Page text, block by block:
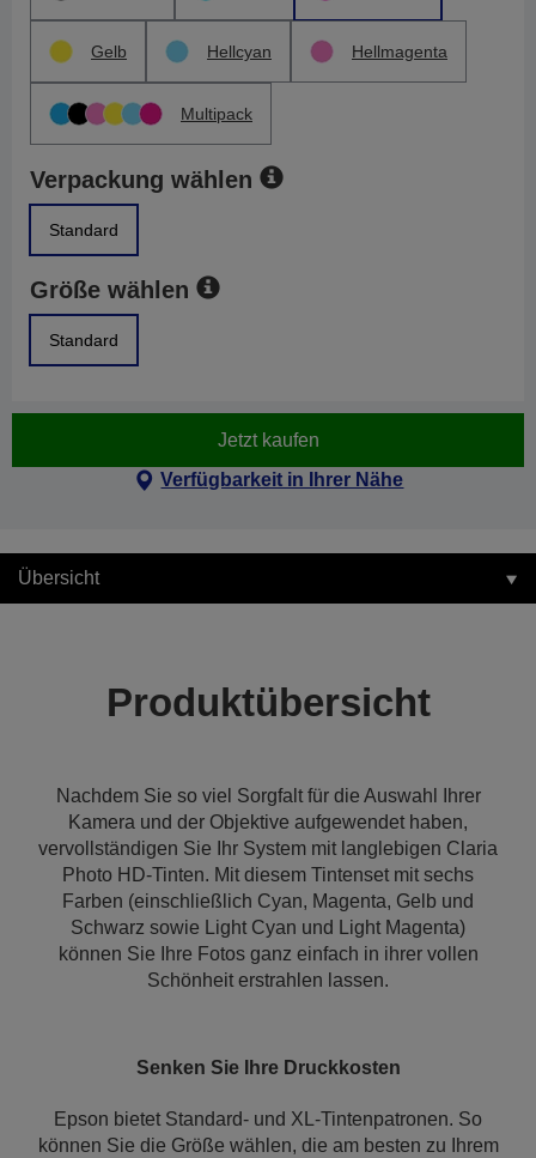
Gelb Hellcyan Hellmagenta
Multipack
Verpackung wählen
Standard
Größe wählen
Standard
Jetzt kaufen
Verfügbarkeit in Ihrer Nähe
Übersicht
Produktübersicht
Nachdem Sie so viel Sorgfalt für die Auswahl Ihrer
Kamera und der Objektive aufgewendet haben,
vervollständigen Sie Ihr System mit langlebigen Claria
Photo HD-Tinten. Mit diesem Tintenset mit sechs
Farben (einschließlich Cyan, Magenta, Gelb und
Schwarz sowie Light Cyan und Light Magenta)
können Sie Ihre Fotos ganz einfach in ihrer vollen
Schönheit erstrahlen lassen.
Senken Sie Ihre Druckkosten
Epson bietet Standard- und XL-Tintenpatronen. So
können Sie die Größe wählen, die am besten zu Ihrem